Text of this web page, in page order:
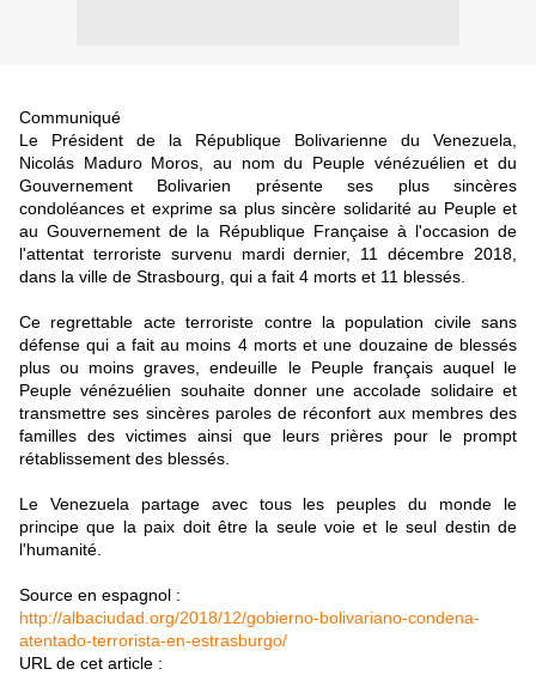
Communiqué
Le Président de la République Bolivarienne du Venezuela,
Nicolás Maduro Moros, au nom du Peuple vénézuélien et du
Gouvernement Bolivarien présente ses plus sincères
condoléances et exprime sa plus sincère solidarité au Peuple et
au Gouvernement de la République Française à l'occasion de
l'attentat terroriste survenu mardi dernier, 11 décembre 2018,
dans la ville de Strasbourg, qui a fait 4 morts et 11 blessés.
Ce regrettable acte terroriste contre la population civile sans
défense qui a fait au moins 4 morts et une douzaine de blessés
plus ou moins graves, endeuille le Peuple français auquel le
Peuple vénézuélien souhaite donner une accolade solidaire et
transmettre ses sincères paroles de réconfort aux membres des
familles des victimes ainsi que leurs prières pour le prompt
rétablissement des blessés.
Le Venezuela partage avec tous les peuples du monde le
principe que la paix doit être la seule voie et le seul destin de
l'humanité.
Source en espagnol :
http://albaciudad.org/2018/12/gobierno-bolivariano-condena-
atentado-terrorista-en-estrasburgo/
URL de cet article :